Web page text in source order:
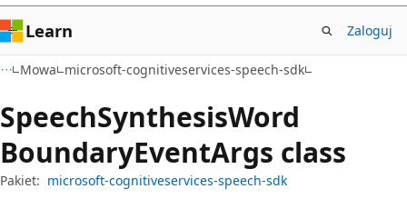
Learn Zaloguj
Mowa microsoft-cognitiveservices-speech-sdk
SpeechSynthesisWord
BoundaryEventArgs class
Pakiet: microsoft-cognitiveservices-speech-sdk